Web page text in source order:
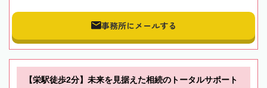
事務所にメールする
【栄駅徒歩2分】未来を見据えた相続のトータルサポート